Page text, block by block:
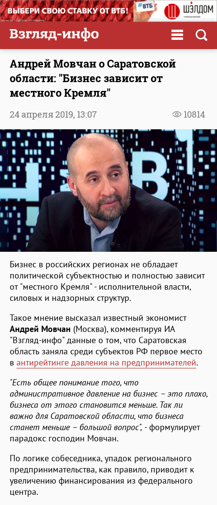
Андрей Мовчан о Саратовской
области: "Бизнес зависит от
местного Кремля"
10814
24 апреля 2019, 13:07
Бизнес в российских регионах не обладает
политической субъектностью и полностью зависит
от "местного Кремля" - исполнительной власти,
силовых и надзорных структур.
Такое мнение высказал известный экономист
Андрей Мовчан (Москва), комментируя ИА
"Взгляд-инфо" данные о том, что Саратовская
область заняла среди субъектов РФ первое место
в антирейтинге давления на предпринимателей.
"Есть общее понимание того, что
административное давление на бизнес – это плохо,
бизнеса от этого становится меньше. Так ли
важно для Саратовской области, что бизнеса
станет меньше – большой вопрос", - формулирует
парадокс господин Мовчан.
По логике собеседника, упадок регионального
предпринимательства, как правило, приводит к
увеличению финансирования из федерального
центра.